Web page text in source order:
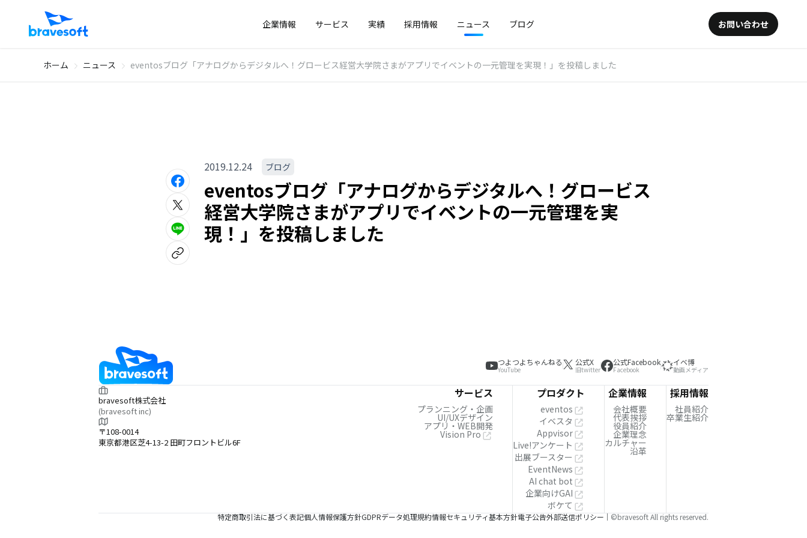
企業情報 サービス 実績 採用情報 ニュース ブログ お問い合わせ
ホーム ニュース eventosブログ「アナログからデジタルへ！グロービス経営大学院さまがアプリでイベントの一元管理を実現！」を投稿しました
2019.12.24 ブログ
eventosブログ「アナログからデジタルへ！グロービス
経営大学院さまがアプリでイベントの一元管理を実
現！」を投稿しました
つよつよちゃんねる
YouTube
公式X
旧twitter
公式Facebook
Facebook
イベ博
動画メディア
bravesoft株式会社
(bravesoft inc)
〒108-0014
東京都港区芝4-13-2 田町フロントビル6F
サービス
プランニング・企画
UI/UXデザイン
アプリ・WEB開発
Vision Pro
プロダクト
eventos
イベスタ
Appvisor
Live!アンケート
出展ブースター
EventNews
AI chat bot
企業向けGAI
ボケて
企業情報
会社概要
代表挨拶
役員紹介
企業理念
カルチャー
沿革
採用情報
社員紹介
卒業生紹介
特定商取引法に基づく表記個人情報保護方針GDPRデータ処理規約情報セキュリティ基本方針電子公告外部送信ポリシー ©bravesoft All rights reserved.